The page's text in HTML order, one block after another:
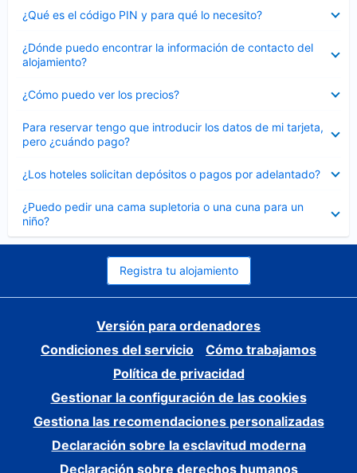
¿Qué es el código PIN y para qué lo necesito?
cerrado
¿Dónde puedo encontrar la información de contacto del
alojamiento?
cerrado
¿Cómo puedo ver los precios?
cerrado
Para reservar tengo que introducir los datos de mi tarjeta,
pero ¿cuándo pago?
cerrado
¿Los hoteles solicitan depósitos o pagos por adelantado?
cerrado
¿Puedo pedir una cama supletoria o una cuna para un
niño?
cerrado
Registra tu alojamiento
Versión para ordenadores
Condiciones del servicio
Cómo trabajamos
Política de privacidad
Gestionar la configuración de las cookies
Gestiona las recomendaciones personalizadas
Declaración sobre la esclavitud moderna
Declaración sobre derechos humanos